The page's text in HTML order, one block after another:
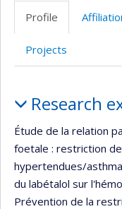
Profile
Projects
Research
Étude de la relation
foetale : restriction
hypertendues/
du labétalol sur
Prévention de la